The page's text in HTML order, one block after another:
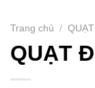
Trang chủ /
QUẠT